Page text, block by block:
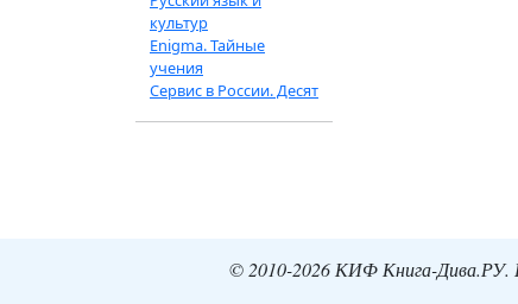
культур
Enigma. Тайные
учения
Сервис в России. Десят
© 2010-2026 КИФ Книга-Дива.РУ.